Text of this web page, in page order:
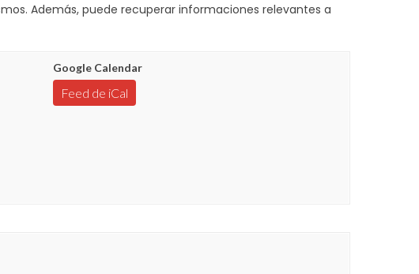
Además, puede recuperar informaciones relevantes a
Google Calendar
Feed de iCal